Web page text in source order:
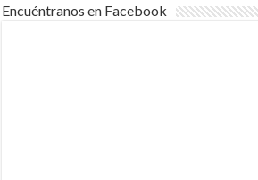
Encuéntranos en Facebook